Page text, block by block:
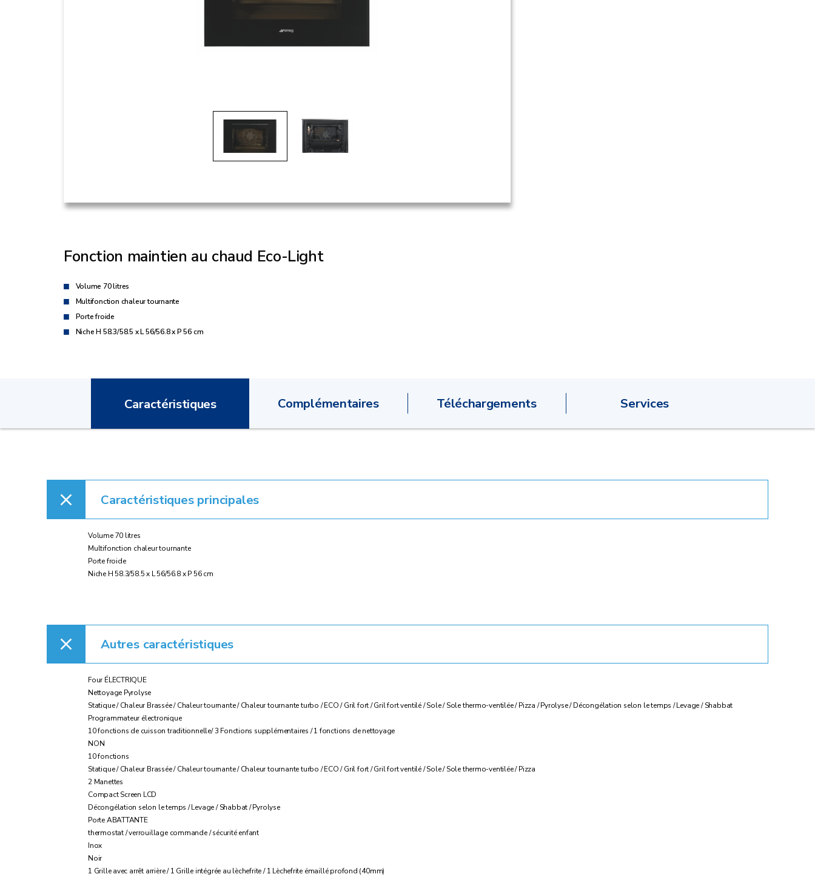
Fonction maintien au chaud Eco-Light
Volume 70 litres
Multifonction chaleur tournante
Porte froide
Niche H 58.3/58.5 x L 56/56.8 x P 56 cm
Caractéristiques Complémentaires Téléchargements Services
Caractéristiques principales
Volume 70 litres
Multifonction chaleur tournante
Porte froide
Niche H 58.3/58.5 x L 56/56.8 x P 56 cm
Autres caractéristiques
Four ÉLECTRIQUE
Nettoyage Pyrolyse
Statique / Chaleur Brassée / Chaleur tournante / Chaleur tournante turbo / ECO / Gril fort / Gril fort ventilé / Sole / Sole thermo-ventilée / Pizza / Pyrolyse / Décongélation selon le temps / Levage / Shabbat
Programmateur électronique
10 fonctions de cuisson traditionnelle/ 3 Fonctions supplémentaires / 1 fonctions de nettoyage
NON
10 fonctions
Statique / Chaleur Brassée / Chaleur tournante / Chaleur tournante turbo / ECO / Gril fort / Gril fort ventilé / Sole / Sole thermo-ventilée / Pizza
2 Manettes
Compact Screen LCD
Décongélation selon le temps / Levage / Shabbat / Pyrolyse
Porte ABATTANTE
thermostat / verrouillage commande / sécurité enfant
Inox
Noir
1 Grille avec arrêt arrière / 1 Grille intégrée au lèchefrite / 1 Lèchefrite émaillé profond (40mm)